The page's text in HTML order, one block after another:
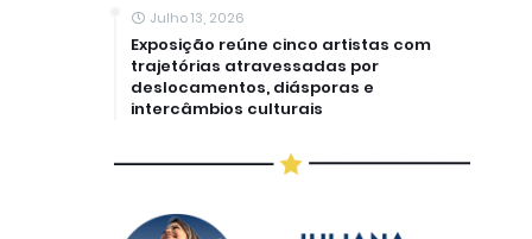
Julho 13, 2026
Exposição reúne cinco artistas com
trajetórias atravessadas por
deslocamentos, diásporas e
intercâmbios culturais